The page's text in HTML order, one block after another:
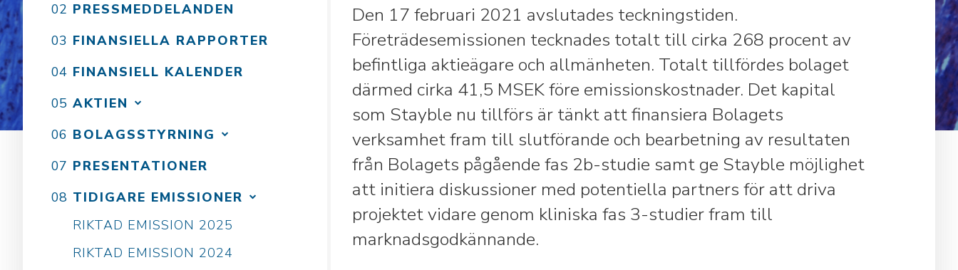
PRESSMEDDELANDEN
FINANSIELLA RAPPORTER
FINANSIELL KALENDER
AKTIEN
BOLAGSSTYRNING
PRESENTATIONER
TIDIGARE EMISSIONER
RIKTAD EMISSION 2025
RIKTAD EMISSION 2024
Den 17 februari 2021 avslutades teckningstiden.
Företrädesemissionen tecknades totalt till cirka 268 procent av
befintliga aktieägare och allmänheten. Totalt tillfördes bolaget
därmed cirka 41,5 MSEK före emissionskostnader. Det kapital
som Stayble nu tillförs är tänkt att finansiera Bolagets
verksamhet fram till slutförande och bearbetning av resultaten
från Bolagets pågående fas 2b-studie samt ge Stayble möjlighet
att initiera diskussioner med potentiella partners för att driva
projektet vidare genom kliniska fas 3-studier fram till
marknadsgodkännande.